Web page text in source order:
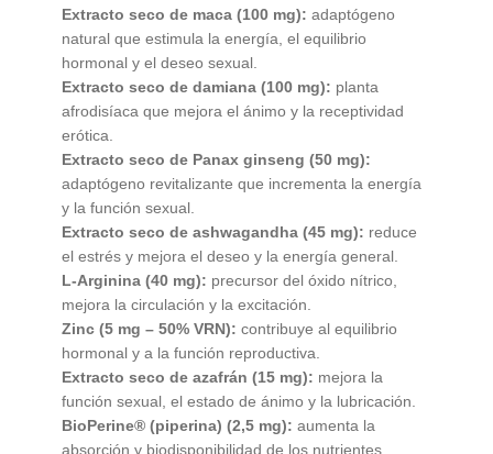
Extracto seco de maca (100 mg): adaptógeno
natural que estimula la energía, el equilibrio
hormonal y el deseo sexual.
Extracto seco de damiana (100 mg): planta
afrodisíaca que mejora el ánimo y la receptividad
erótica.
Extracto seco de Panax ginseng (50 mg):
adaptógeno revitalizante que incrementa la energía
y la función sexual.
Extracto seco de ashwagandha (45 mg): reduce
el estrés y mejora el deseo y la energía general.
L-Arginina (40 mg): precursor del óxido nítrico,
mejora la circulación y la excitación.
Zinc (5 mg – 50% VRN): contribuye al equilibrio
hormonal y a la función reproductiva.
Extracto seco de azafrán (15 mg): mejora la
función sexual, el estado de ánimo y la lubricación.
BioPerine® (piperina) (2,5 mg): aumenta la
absorción y biodisponibilidad de los nutrientes.